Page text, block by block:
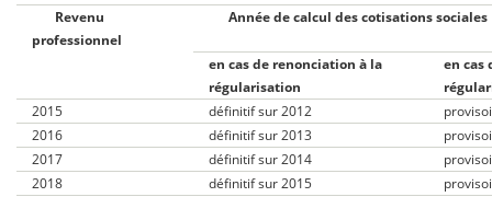
Revenu
professionnel
Année de calcul des cotisations
en cas de renonciation à la
régularisation
en cas
2015
définitif sur 2012
2016
définitif sur 2013
2017
définitif sur 2014
2018
définitif sur 2015